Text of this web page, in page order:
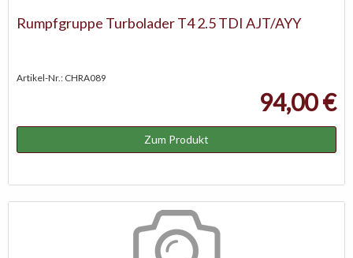
Rumpfgruppe Turbolader T4 2.5 TDI AJT/AYY
Artikel-Nr.: CHRA089
94,00 €
Zum Produkt